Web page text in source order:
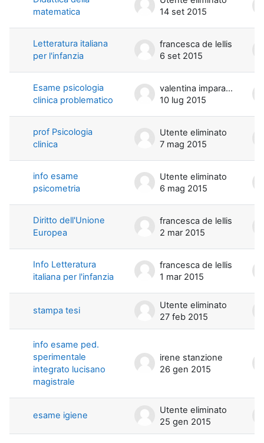
matematica
14 set 2015
Letteratura italiana
per l'infanzia
francesca de lellis
6 set 2015
Esame psicologia
clinica problematico
valentina imparato
10 lug 2015
prof Psicologia
clinica
Utente eliminato
7 mag 2015
info esame
psicometria
Utente eliminato
6 mag 2015
Diritto dell'Unione
Europea
francesca de lellis
2 mar 2015
Info Letteratura
italiana per l'infanzia
francesca de lellis
1 mar 2015
stampa tesi
Utente eliminato
27 feb 2015
info esame ped.
sperimentale
integrato lucisano
magistrale
irene stanzione
26 gen 2015
esame igiene
Utente eliminato
25 gen 2015